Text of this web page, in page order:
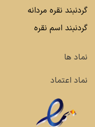
گردنبند نقره مردانه
گردنبند اسم نقره
نماد ها
نماد اعتماد